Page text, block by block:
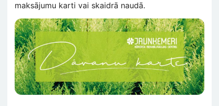
maksājumu karti vai skaidrā naudā.
Изображение